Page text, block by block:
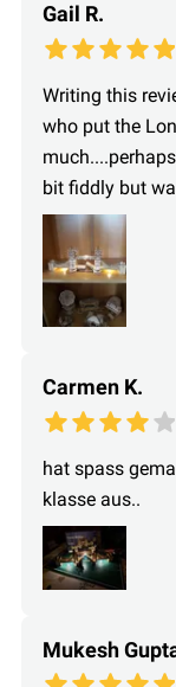
Gail R.
Writing this
who put the
bit fiddly but
Carmen K.
hat spass
klasse aus..
Mukesh